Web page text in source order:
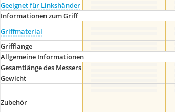
Geeignet für Linkshänder
Informationen zum Griff
Griffmaterial
Grifflänge
Allgemeine Informationen
Gesamtlänge des Messers
Gewicht
Zubehör